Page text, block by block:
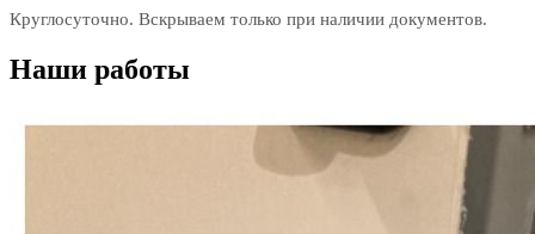
Круглосуточно. Вскрываем только при наличии документов.
Наши работы